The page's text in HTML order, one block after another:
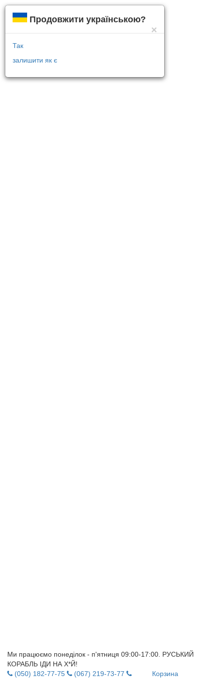
Ми працюємо понеділок - п'ятниця 09:00-17:00. РУСЬКИЙ
КОРАБЛЬ ІДИ НА Х*Й!
(050) 182-77-75
(067) 219-73-77
Корзина
Продовжити українською?
×
Так
залишити як є